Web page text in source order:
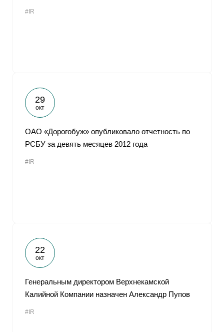
#IR
29
окт
ОАО «Дорогобуж» опубликовало отчетность по
РСБУ за девять месяцев 2012 года
#IR
22
окт
Генеральным директором Верхнекамской
Калийной Компании назначен Александр Пупов
#IR